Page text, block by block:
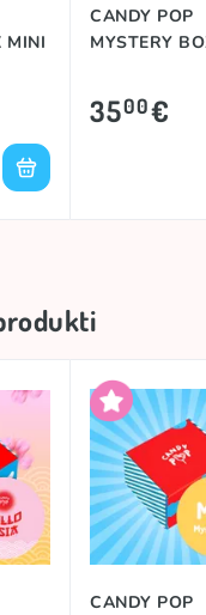
MINI
CANDY POP
MYSTERY
3500€
CANDY POP